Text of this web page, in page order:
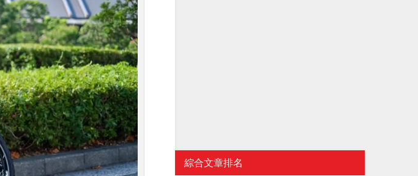
綜合文章排名